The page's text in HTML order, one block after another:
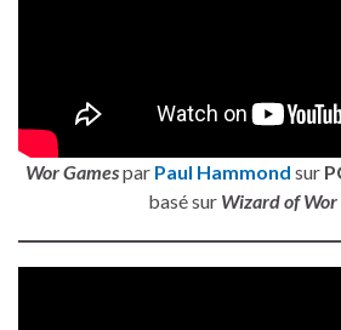
Wor Gamespar Paul Hammond sur
basé sur Wizard of Wor